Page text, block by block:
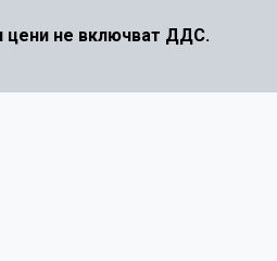
цени не включват ДДС.